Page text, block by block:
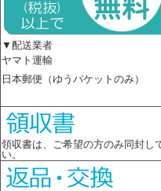
▼配送業者
ヤマト運輸
日本郵便（ゆうパケットのみ）
領収書は、ご希望の方のみ同封し
い。